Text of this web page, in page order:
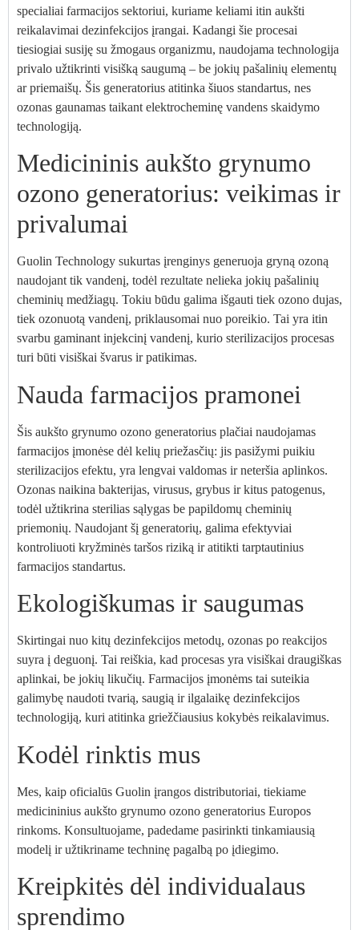
specialiai farmacijos sektoriui, kuriame keliami itin aukšti
reikalavimai dezinfekcijos įrangai. Kadangi šie procesai
tiesiogiai susiję su žmogaus organizmu, naudojama technologija
privalo užtikrinti visišką saugumą – be jokių pašalinių elementų
ar priemaišų. Šis generatorius atitinka šiuos standartus, nes
ozonas gaunamas taikant elektrocheminę vandens skaidymo
technologiją.
Medicininis aukšto grynumo
ozono generatorius: veikimas ir
privalumai
Guolin Technology sukurtas įrenginys generuoja gryną ozoną
naudojant tik vandenį, todėl rezultate nelieka jokių pašalinių
cheminių medžiagų. Tokiu būdu galima išgauti tiek ozono dujas,
tiek ozonuotą vandenį, priklausomai nuo poreikio. Tai yra itin
svarbu gaminant injekcinį vandenį, kurio sterilizacijos procesas
turi būti visiškai švarus ir patikimas.
Nauda farmacijos pramonei
Šis aukšto grynumo ozono generatorius plačiai naudojamas
farmacijos įmonėse dėl kelių priežasčių: jis pasižymi puikiu
sterilizacijos efektu, yra lengvai valdomas ir neteršia aplinkos.
Ozonas naikina bakterijas, virusus, grybus ir kitus patogenus,
todėl užtikrina sterilias sąlygas be papildomų cheminių
priemonių. Naudojant šį generatorių, galima efektyviai
kontroliuoti kryžminės taršos riziką ir atitikti tarptautinius
farmacijos standartus.
Ekologiškumas ir saugumas
Skirtingai nuo kitų dezinfekcijos metodų, ozonas po reakcijos
suyra į deguonį. Tai reiškia, kad procesas yra visiškai draugiškas
aplinkai, be jokių likučių. Farmacijos įmonėms tai suteikia
galimybę naudoti tvarią, saugią ir ilgalaikę dezinfekcijos
technologiją, kuri atitinka griežčiausius kokybės reikalavimus.
Kodėl rinktis mus
Mes, kaip oficialūs Guolin įrangos distributoriai, tiekiame
medicininius aukšto grynumo ozono generatorius Europos
rinkoms. Konsultuojame, padedame pasirinkti tinkamiausią
modelį ir užtikriname techninę pagalbą po įdiegimo.
Kreipkitės dėl individualaus
sprendimo